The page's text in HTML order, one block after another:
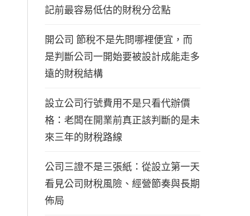
記前最容易低估的財稅分岔點
開公司 節稅不是先問哪裡便宜，而
是判斷公司一開始要被設計成能走多
遠的財稅結構
設立公司行號費用不是只看代辦價
格：老闆在開業前真正該判斷的是未
來三年的財稅路線
公司三證不是三張紙：從設立第一天
看見公司財稅風險、經營節奏與長期
佈局